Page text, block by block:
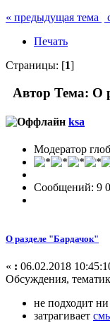
« предыдущая тема
Печать
Страницы: [1]
Автор Тема: О
ksa
Модератор
Сообщений: 9
О разделе "Бардачок"
« : 06.02.2018
Обсуждения,
не подходит
затрагивает